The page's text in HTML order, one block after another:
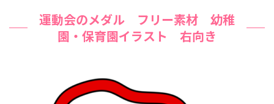
運動会のメダル フリー素材 幼稚
園・保育園イラスト 右向き